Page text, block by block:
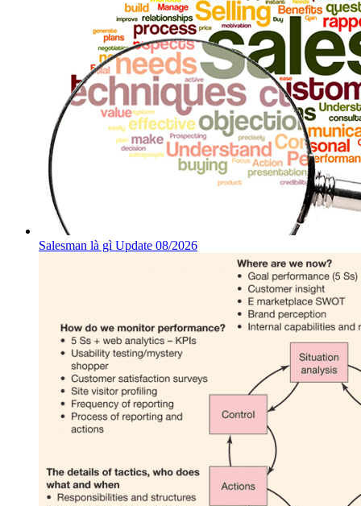
Salesman là gì Update 08/2026